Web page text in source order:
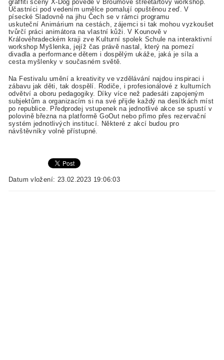
graffiti scény X-Dog povede v Broumově streetartový workshop.
Účastníci pod vedením umělce pomalují opuštěnou zeď. V
písecké Sladovně na jihu Čech se v rámci programu
uskuteční Animárium na cestách, zájemci si tak mohou vyzkoušet
tvůrčí práci animátora na vlastní kůži. V Kounově v
Královéhradeckém kraji zve Kulturní spolek Schule na interaktivní
workshop Myšlenka, jejíž čas právě nastal, který na pomezí
divadla a performance dětem i dospělým ukáže, jaká je síla a
cesta myšlenky v současném světě.
Na Festivalu umění a kreativity ve vzdělávání najdou inspiraci i
zábavu jak děti, tak dospělí. Rodiče, i profesionálové z kulturních
odvětví a oboru pedagogiky. Díky více než padesáti zapojeným
subjektům a organizacím si na své přijde každý na desítkách míst
po republice. Předprodej vstupenek na jednotlivé akce se spustí v
polovině března na platformě GoOut nebo přímo přes rezervační
systém jednotlivých institucí. Některé z akcí budou pro
návštěvníky volně přístupné.
Datum vložení: 23.02.2023 19:06:03